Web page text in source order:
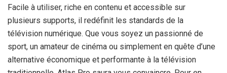
Facile à utiliser, riche en contenu et accessible sur
plusieurs supports, il redéfinit les standards de la
télévision numérique. Que vous soyez un passionné de
sport, un amateur de cinéma ou simplement en quête d’une
alternative économique et performante à la télévision